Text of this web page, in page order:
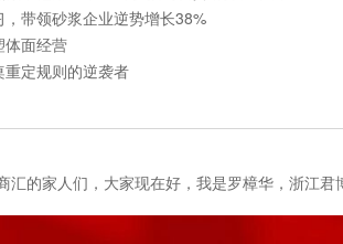
带领砂浆企业逆势增长38%
体面经营
定规则的逆袭者
汇的家人们，大家现在好，我是罗樟华，浙江君